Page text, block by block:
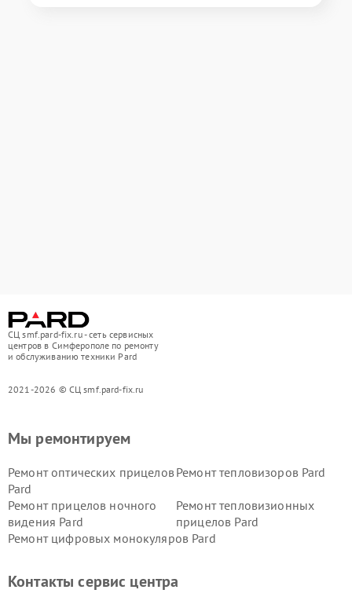
СЦ smf.pard-fix.ru - сеть сервисных
центров в Симферополе по ремонту
и обслуживанию техники Pard
2021-2026 © СЦ smf.pard-fix.ru
Мы ремонтируем
Ремонт оптических прицелов
Pard
Ремонт тепловизоров Pard
Ремонт прицелов ночного
видения Pard
Ремонт тепловизионных
прицелов Pard
Ремонт цифровых монокуляров Pard
Контакты сервис центра